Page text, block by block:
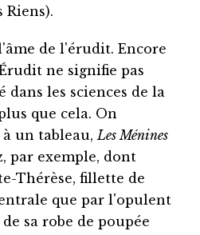
Riens).
de l'érudit. Encore
ne signifie pas
dans les sciences de la
que cela. On
un tableau, Les Ménines
par exemple, dont
Thérèse, fillette de
que par l'opulent
sa robe de poupée